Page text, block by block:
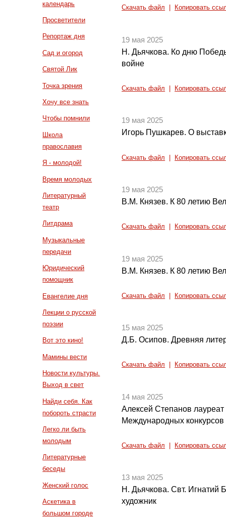
календарь
Просветители
Репортаж дня
Сад и огород
Святой Лик
Точка зрения
Хочу все знать
Чтобы помнили
Школа
православия
Я - молодой!
Время молодых
Литературный
театр
Литдрама
Музыкальные
передачи
Юридический
помощник
Евангелие дня
Лекции о русской
поэзии
Вот это кино!
Мамины вести
Новости культуры.
Выход в свет
Найди себя. Как
побороть страсти
Легко ли быть
молодым
Литературные
беседы
Женский голос
Аскетика в
большом городе
Скачать файл Копировать
19 мая 2025
Н. Дьячкова. Ко дню
войне
Скачать файл Копировать
19 мая 2025
Игорь Пушкарев. О
Скачать файл Копировать
19 мая 2025
В.М. Князев. К 80 летию
Скачать файл Копировать
19 мая 2025
В.М. Князев. К 80 летию
Скачать файл Копировать
15 мая 2025
Д.Б. Осипов. Древняя
Скачать файл Копировать
14 мая 2025
Алексей Степанов лауреат
Международных
Скачать файл Копировать
13 мая 2025
Н. Дьячкова. Свт. Игнатий
художник